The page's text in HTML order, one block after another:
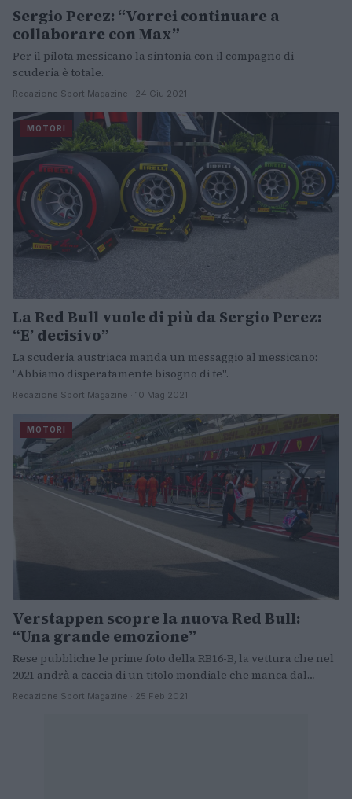
Sergio Perez: “Vorrei continuare a
collaborare con Max”
Per il pilota messicano la sintonia con il compagno di
scuderia è totale.
Redazione Sport Magazine · 24 Giu 2021
MOTORI
La Red Bull vuole di più da Sergio Perez:
“E’ decisivo”
La scuderia austriaca manda un messaggio al messicano:
"Abbiamo disperatamente bisogno di te".
Redazione Sport Magazine · 10 Mag 2021
MOTORI
Verstappen scopre la nuova Red Bull:
“Una grande emozione”
Rese pubbliche le prime foto della RB16-B, la vettura che nel
2021 andrà a caccia di un titolo mondiale che manca dal…
Redazione Sport Magazine · 25 Feb 2021